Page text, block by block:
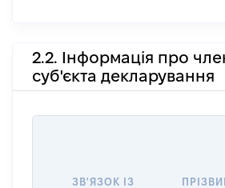
2.2. Інформація про
суб'єкта декларування
ЗВ'ЯЗОК ІЗ